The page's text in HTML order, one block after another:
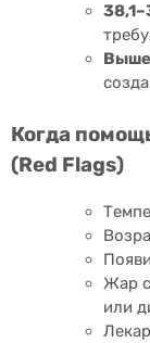
Выше
Когда
(Red Flags)
Жар
или